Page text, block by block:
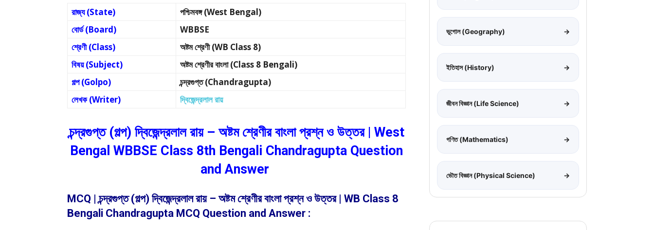
রাজ্য (State)
পশ্চিমবঙ্গ (West Bengal)
বোর্ড (Board)
WBBSE
শ্রেণী (Class)
অষ্টম শ্রেণী (WB Class 8)
বিষয় (Subject)
অষ্টম শ্রেণীর বাংলা (Class 8 Bengali)
গল্প (Golpo)
চন্দ্রগুপ্ত (Chandragupta)
লেখক (Writer)
দ্বিজেন্দ্রলাল রায়
চন্দ্রগুপ্ত (গল্প) দ্বিজেন্দ্রলাল রায় – অষ্টম শ্রেণীর বাংলা প্রশ্ন ও উত্তর | West
Bengal WBBSE Class 8th Bengali Chandragupta Question
and Answer
MCQ | চন্দ্রগুপ্ত (গল্প) দ্বিজেন্দ্রলাল রায় – অষ্টম শ্রেণীর বাংলা প্রশ্ন ও উত্তর | WB Class 8
Bengali Chandragupta MCQ Question and Answer :
ভূগোল (Geography) →
ইতিহাস (History) →
জীবন বিজ্ঞান (Life Science) →
গণিত (Mathematics) →
ভৌত বিজ্ঞান (Physical Science) →